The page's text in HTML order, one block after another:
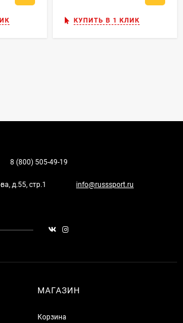
КУПИТЬ В 1 КЛИК
8 (800) 505-49-19
д.55, стр.1 info@russsport.ru
МАГАЗИН
Корзина